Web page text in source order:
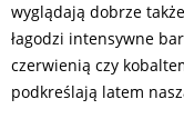
wyglądają dobrze
łagodzi intensywne
czerwienią czy
podkreślają latem